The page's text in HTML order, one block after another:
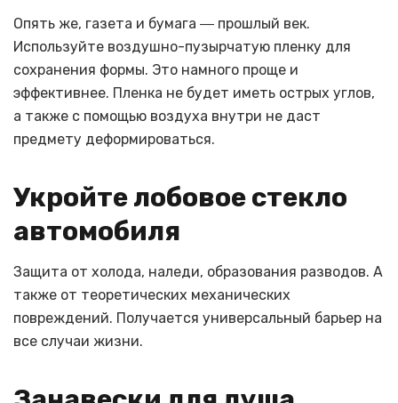
Опять же, газета и бумага ― прошлый век.
Используйте воздушно-пузырчатую пленку для
сохранения формы. Это намного проще и
эффективнее. Пленка не будет иметь острых углов,
а также с помощью воздуха внутри не даст
предмету деформироваться.
Укройте лобовое стекло
автомобиля
Защита от холода, наледи, образования разводов. А
также от теоретических механических
повреждений. Получается универсальный барьер на
все случаи жизни.